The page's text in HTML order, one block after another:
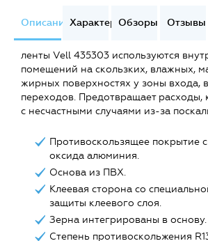
ОписаниеХарактеристики
Обзоры Отзывы
ленты Vell 435303 используются
помещений на скользких, влажных,
жирных поверхностях у зоны входа,
переходов. Предотвращает расходы,
с несчастными случаями из-за
Противоскользящее покрытие
оксида алюминия.
Основа из ПВХ.
Клеевая сторона со
защиты клеевого слоя.
Зерна интегрированы в основу.
Степень противоскольжения